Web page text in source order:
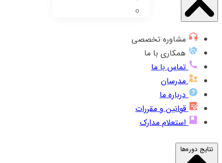
مشاوره تخصصی
همکاری با ما
تماس با ما
مدرسان
درباره ما
قوانین و مقررات
استعلام مدارک
نتایج دوره‌ها